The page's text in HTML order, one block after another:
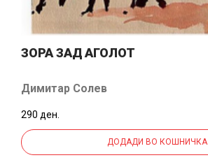
ЗОРА ЗАД АГОЛОТ
Димитар Солев
290 ден.
ДОДАДИ ВО КОШНИЧКА